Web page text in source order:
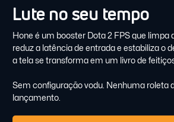
Lute no seu tempo
Hone é um booster Dota 2 FPS que limpa
reduz a latência de entrada e estabiliza o
a tela se transforma em um livro de
Sem configuração vodu. Nenhuma roleta
lançamento.